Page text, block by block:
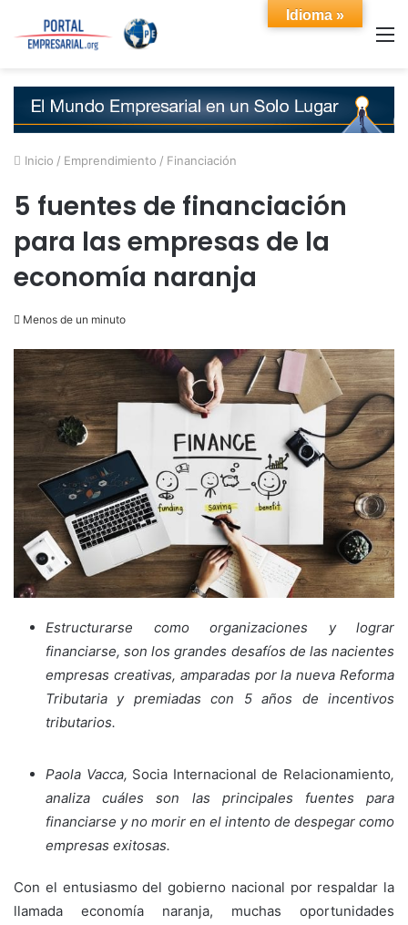
Inicio / Emprendimiento / Financiación
5 fuentes de financiación
para las empresas de la
economía naranja
Menos de un minuto
Estructurarse como organizaciones y lograr
financiarse, son los grandes desafíos de las nacientes
empresas creativas, amparadas por la nueva Reforma
Tributaria y premiadas con 5 años de incentivos
tributarios.
Paola Vacca, Socia Internacional de Relacionamiento,
analiza cuáles son las principales fuentes para
financiarse y no morir en el intento de despegar como
empresas exitosas.
Con el entusiasmo del gobierno nacional por respaldar la
llamada economía naranja, muchas oportunidades
Idioma »